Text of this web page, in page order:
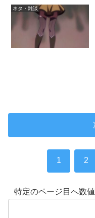
ネタ・雑談
1 2
特定のページ目へ数